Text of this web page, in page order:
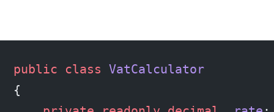
public class VatCalculator
{